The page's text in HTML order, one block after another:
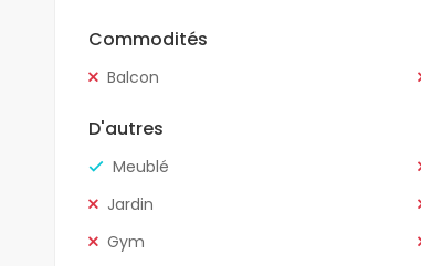
Commodités
Balcon
D'autres
Meublé
Jardin
Gym